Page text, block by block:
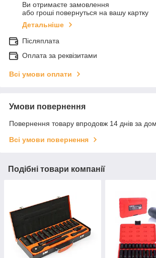
Ви отримаєте замовлення
або гроші повернуться на вашу картку
Детальніше
Післяплата
Оплата за реквізитами
Всі умови оплати
Умови повернення
Повернення товару впродовж 14 днів за
Всі умови повернення
Подібні товари компанії